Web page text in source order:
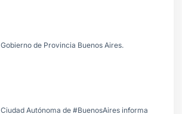
Gobierno de Provincia Buenos Aires.
Ciudad Autónoma de #BuenosAires informa